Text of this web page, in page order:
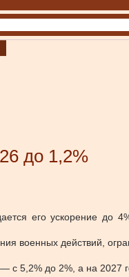
до 1,2%
его ускорение до
военных действий,
с 5,2% до 2%, а на 2027